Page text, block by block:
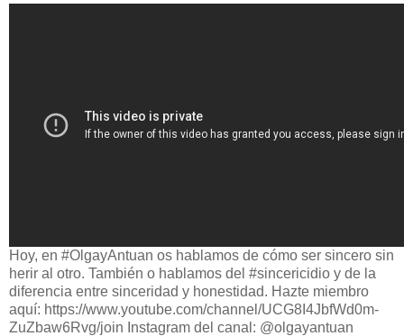
Hoy, en #OlgayAntuan os hablamos de cómo ser sincero sin
herir al otro. También o hablamos del #sincericidio y de la
diferencia entre sinceridad y honestidad. Hazte miembro
aquí: https://www.youtube.com/channel/UCG8I4JbfWd0m-
ZuZbaw6Rvg/join Instagram del canal: @olgayantuan